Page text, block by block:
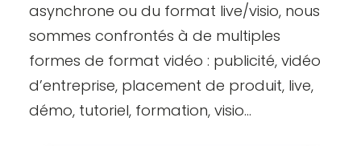
asynchrone ou du format live/visio, nous
sommes confrontés à de multiples
formes de format vidéo : publicité, vidéo
d’entreprise, placement de produit, live,
démo, tutoriel, formation, visio…